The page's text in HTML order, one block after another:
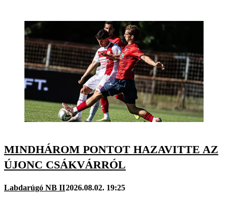
MINDHÁROM PONTOT HAZAVITTE AZ
ÚJONC CSÁKVÁRRÓL
Labdarúgó NB II2026.08.02. 19:25